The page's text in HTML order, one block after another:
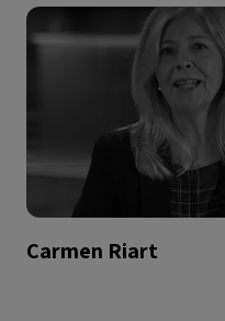
Carmen Riart